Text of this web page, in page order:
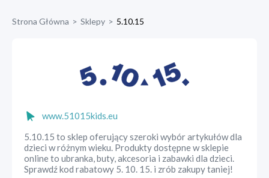
Strona Główna > Sklepy > 5.10.15
www.51015kids.eu
5.10.15 to sklep oferujący szeroki wybór artykułów dla
dzieci w różnym wieku. Produkty dostępne w sklepie
online to ubranka, buty, akcesoria i zabawki dla dzieci.
Sprawdź kod rabatowy 5. 10. 15. i zrób zakupy taniej!